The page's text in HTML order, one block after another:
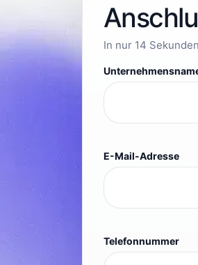
In nur 14
E-Mail-Adresse
Telefonnummer